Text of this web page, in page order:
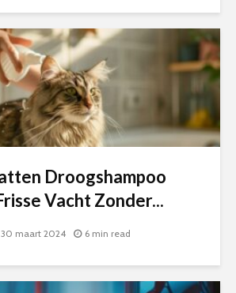
Droogshampoo
Vacht Zonder...
30 maart 2024 6 min read